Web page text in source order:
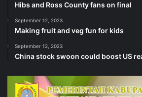
Hibs and Ross County fans on final
September 12, 2023
Making fruit and veg fun for kids
September 12, 2023
China stock swoon could boost US